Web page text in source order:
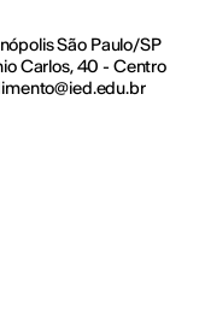
São Paulo/SP
Carlos, 40 - Centro